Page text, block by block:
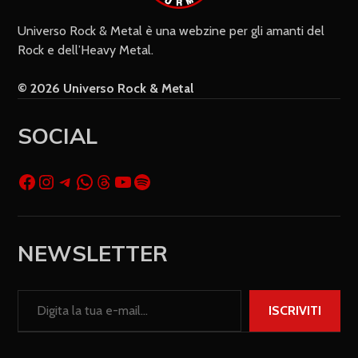
Universo Rock & Metal è una webzine per gli amanti del
Rock e dell’Heavy Metal.
© 2026 Universo Rock & Metal
SOCIAL
NEWSLETTER
ISCRIVITI